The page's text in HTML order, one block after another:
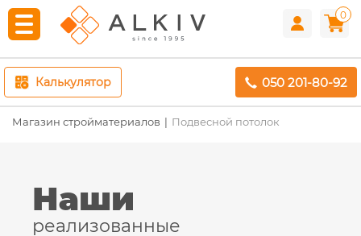
0
Калькулятор 050 201-80-92
Магазин стройматериалов Подвесной потолок
Наши
реализованные